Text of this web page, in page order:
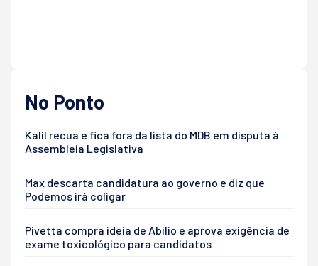
No Ponto
Kalil recua e fica fora da lista do MDB em disputa à
Assembleia Legislativa
Max descarta candidatura ao governo e diz que
Podemos irá coligar
Pivetta compra ideia de Abilio e aprova exigência de
exame toxicológico para candidatos